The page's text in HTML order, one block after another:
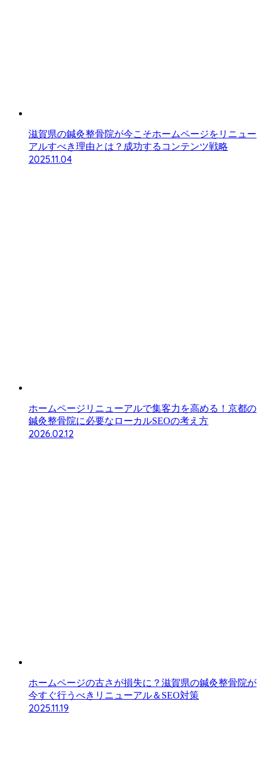
滋賀県の鍼灸整骨院が今こそホームページをリニュー
アルすべき理由とは？成功するコンテンツ戦略
2025.11.04
ホームページリニューアルで集客力を高める！京都の
鍼灸整骨院に必要なローカルSEOの考え方
2026.02.12
ホームページの古さが損失に？滋賀県の鍼灸整骨院が
今すぐ行うべきリニューアル＆SEO対策
2025.11.19